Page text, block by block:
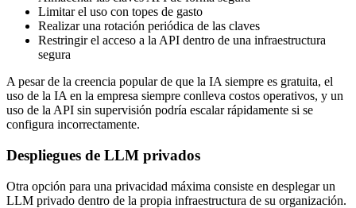
Limitar el uso con topes de gasto
Realizar una rotación periódica de las claves
Restringir el acceso a la API dentro de una infraestructura
segura
A pesar de la creencia popular de que la IA siempre es gratuita, el
uso de la IA en la empresa siempre conlleva costos operativos, y un
uso de la API sin supervisión podría escalar rápidamente si se
configura incorrectamente.
Despliegues de LLM privados
Otra opción para una privacidad máxima consiste en desplegar un
LLM privado dentro de la propia infraestructura de su organización.